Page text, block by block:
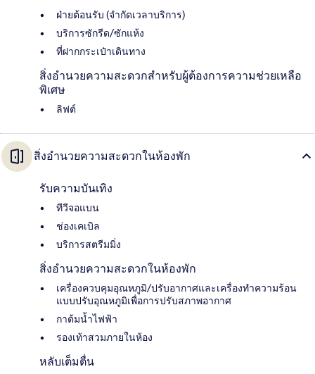
ฝ่ายต้อนรับ (จำกัดเวลาบริการ)
บริการซักรีด/ซักแห้ง
ที่ฝากกระเป๋าเดินทาง
สิ่งอำนวยความสะดวกสำหรับผู้ต้องการความช่วยเหลือ
พิเศษ
ลิฟต์
สิ่งอำนวยความสะดวกในห้องพัก
รับความบันเทิง
ทีวีจอแบน
ช่องเคเบิล
บริการสตรีมมิ่ง
สิ่งอำนวยความสะดวกในห้องพัก
เครื่องควบคุมอุณหภูมิ/ปรับอากาศและเครื่องทำความร้อน
แบบปรับอุณหภูมิเพื่อการปรับสภาพอากาศ
กาต้มน้ำไฟฟ้า
รองเท้าสวมภายในห้อง
หลับเต็มตื่น